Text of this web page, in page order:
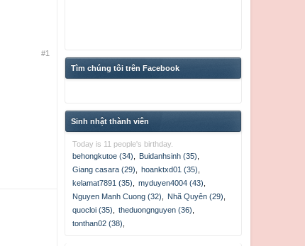
#1
Tìm chúng tôi trên Facebook
Sinh nhật thành viên
Today is 11 people's birthday.
behongkutoe (34)
Buidanhsinh (35)
Giang casara (29)
hoanktxd01 (35)
kelamat7891 (35)
myduyen4004 (43)
Nguyen Manh Cuong (32)
Nhã Quyên (29)
quocloi (35)
theduongnguyen (36)
tonthan02 (38)